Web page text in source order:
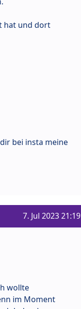
hat und dort
bei insta meine
7. Jul 2023 21:19
wollte
im Moment